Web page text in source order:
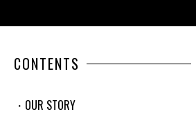
CONTENTS
・OUR STORY